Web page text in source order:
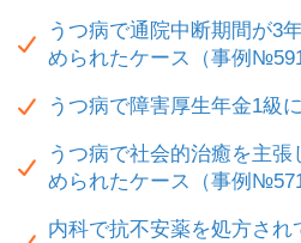
うつ病で通院中断期間が3
められたケース（事例
うつ病で障害厚生年金1級
うつ病で社会的治癒を主
められたケース（事例
内科で抗不安薬を処方さ